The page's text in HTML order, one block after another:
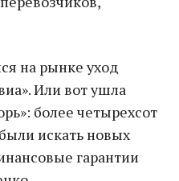
на рынке уход
Или вот ушла
более четырехсот
искать новых
гарантии